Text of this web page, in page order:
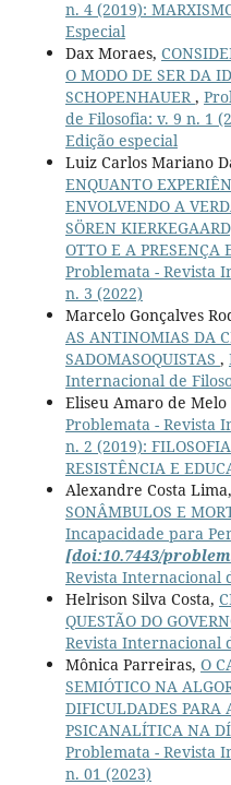
n. 4 (2019):
Especial
Dax Moraes,
O MODO DE SER DA
SCHOPENHAUER ,
de Filosofia: v. 9 n. 1
Edição especial
Luiz Carlos Mariano
ENQUANTO
ENVOLVENDO A
SÖREN
OTTO E A
Problemata - Revista
n. 3 (2022)
Marcelo Gonçalves
AS ANTINOMIAS DA
SADOMASOQUISTAS ,
Internacional de
Eliseu Amaro de Melo
Problemata - Revista
n. 2 (2019):
RESISTÊNCIA E
Alexandre Costa Lima,
SONÂMBULOS E
Incapacidade para
[doi:10.7443/
Revista Internacional
Helrison Silva Costa,
QUESTÃO DO
Revista Internacional
Mônica Parreiras, O
SEMIÓTICO NA
DIFICULDADES PARA
PSICANALÍTICA NA
Problemata - Revista
n. 01 (2023)